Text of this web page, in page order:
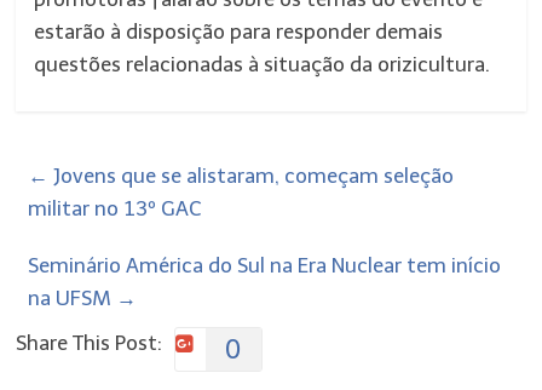
estarão à disposição para responder demais
questões relacionadas à situação da orizicultura.
← Jovens que se alistaram, começam seleção
militar no 13º GAC
Seminário América do Sul na Era Nuclear tem início
na UFSM →
Share This Post:
0